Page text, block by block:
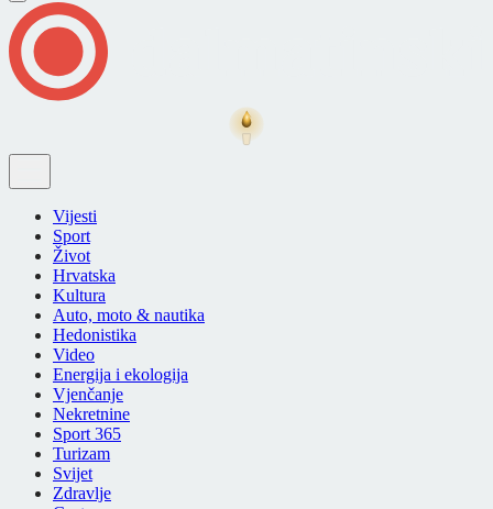
Vijesti
Sport
Život
Hrvatska
Kultura
Auto, moto & nautika
Hedonistika
Video
Energija i ekologija
Vjenčanje
Nekretnine
Sport 365
Turizam
Svijet
Zdravlje